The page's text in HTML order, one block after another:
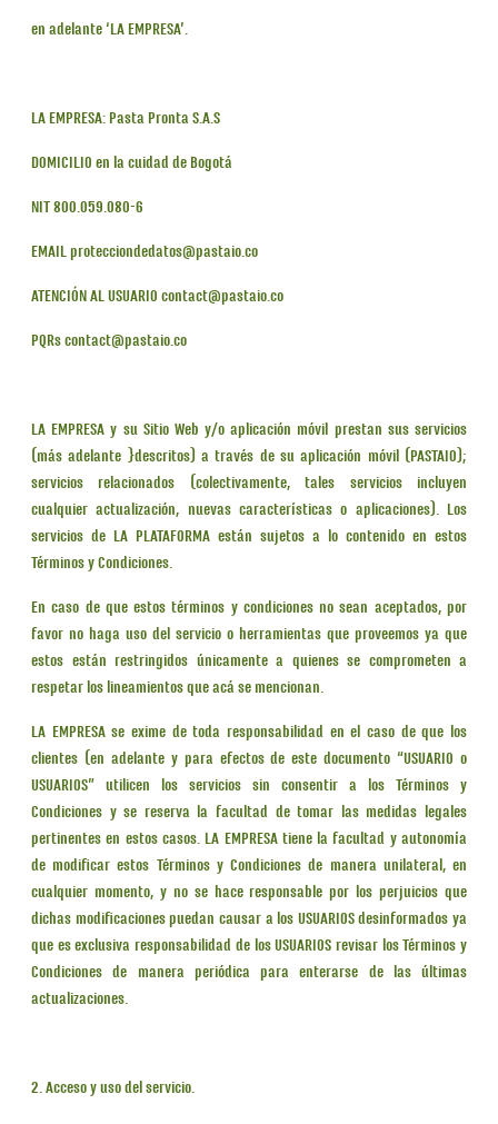
en adelante ‘LA EMPRESA’.
LA EMPRESA: Pasta Pronta S.A.S
DOMICILIO en la cuidad de Bogotá
NIT 800.059.080-6
EMAIL protecciondedatos@pastaio.co
ATENCIÓN AL USUARIO contact@pastaio.co
PQRs contact@pastaio.co
LA EMPRESA y su Sitio Web y/o aplicación móvil prestan sus servicios
(más adelante }descritos) a través de su aplicación móvil (PASTAIO);
servicios relacionados (colectivamente, tales servicios incluyen
cualquier actualización, nuevas características o aplicaciones). Los
servicios de LA PLATAFORMA están sujetos a lo contenido en estos
Términos y Condiciones.
En caso de que estos términos y condiciones no sean aceptados, por
favor no haga uso del servicio o herramientas que proveemos ya que
estos están restringidos únicamente a quienes se comprometen a
respetar los lineamientos que acá se mencionan.
LA EMPRESA se exime de toda responsabilidad en el caso de que los
clientes (en adelante y para efectos de este documento “USUARIO o
USUARIOS” utilicen los servicios sin consentir a los Términos y
Condiciones y se reserva la facultad de tomar las medidas legales
pertinentes en estos casos. LA EMPRESA tiene la facultad y autonomía
de modificar estos Términos y Condiciones de manera unilateral, en
cualquier momento, y no se hace responsable por los perjuicios que
dichas modificaciones puedan causar a los USUARIOS desinformados ya
que es exclusiva responsabilidad de los USUARIOS revisar los Términos y
Condiciones de manera periódica para enterarse de las últimas
actualizaciones.
2. Acceso y uso del servicio.